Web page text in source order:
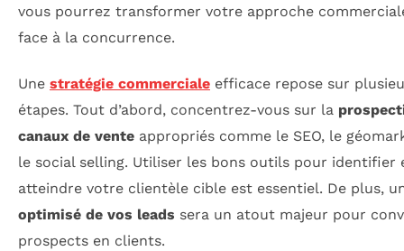
vous pourrez transformer votre approche
face à la concurrence.
Une stratégie commerciale efficace repose sur
étapes. Tout d’abord, concentrez-vous sur la
canaux de vente appropriés comme le SEO, le
le social selling. Utiliser les bons outils pour identifier
atteindre votre clientèle cible est essentiel. De plus,
optimisé de vos leads sera un atout majeur pour
prospects en clients.